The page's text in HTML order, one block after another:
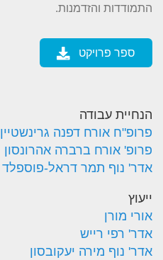
התמודדות והזדמנות.
ספר פרויקט
הנחיית עבודה
פרופ"ח אורח דפנה גרינשטיין
פרופ' אורח ברברה אהרונסון
אדר' נוף תמר דראל-פוספלד
ייעוץ
אורי מורן
אדר' רפי רייש
אדר' נוף מירה יעקובסון